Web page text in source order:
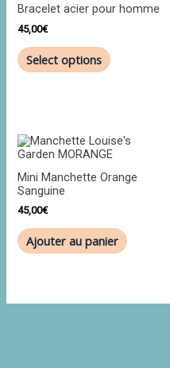
Bracelet acier pour homme
45,00€
Select options
Mini Manchette Orange
Sanguine
45,00€
Ajouter au panier